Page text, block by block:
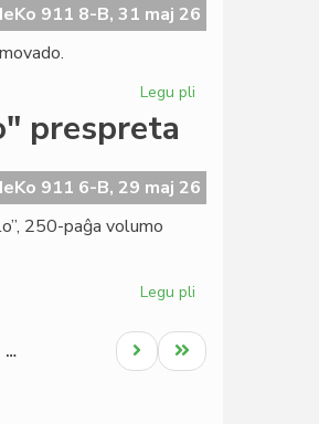
ene
de
911 8-B, 31 maj 26
Legu pli
al
Sendajo
prespreta
911 6-B, 29 maj 26
250-paĝa volumo
Legu pli
socia
historio
…
Last
page
Next
page